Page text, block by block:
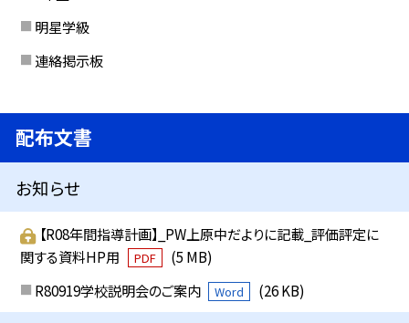
明星学級
連絡掲示板
配布文書
お知らせ
【R08年間指導計画】_PW上原中だよりに記載_評価評定に
関する資料HP用
PDF
(5 MB)
R80919学校説明会のご案内
Word (26 KB)